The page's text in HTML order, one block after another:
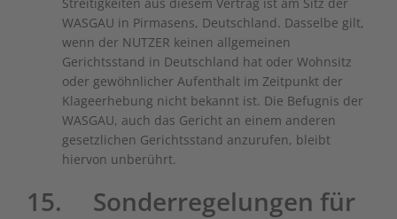
WASGAU in Pirmasens, Deutschland. Dasselbe gilt,
wenn der NUTZER keinen allgemeinen
Gerichtsstand in Deutschland hat oder Wohnsitz
oder gewöhnlicher Aufenthalt im Zeitpunkt der
Klageerhebung nicht bekannt ist. Die Befugnis der
WASGAU, auch das Gericht an einem anderen
gesetzlichen Gerichtsstand anzurufen, bleibt
hiervon unberührt.
15. Sonderregelungen für